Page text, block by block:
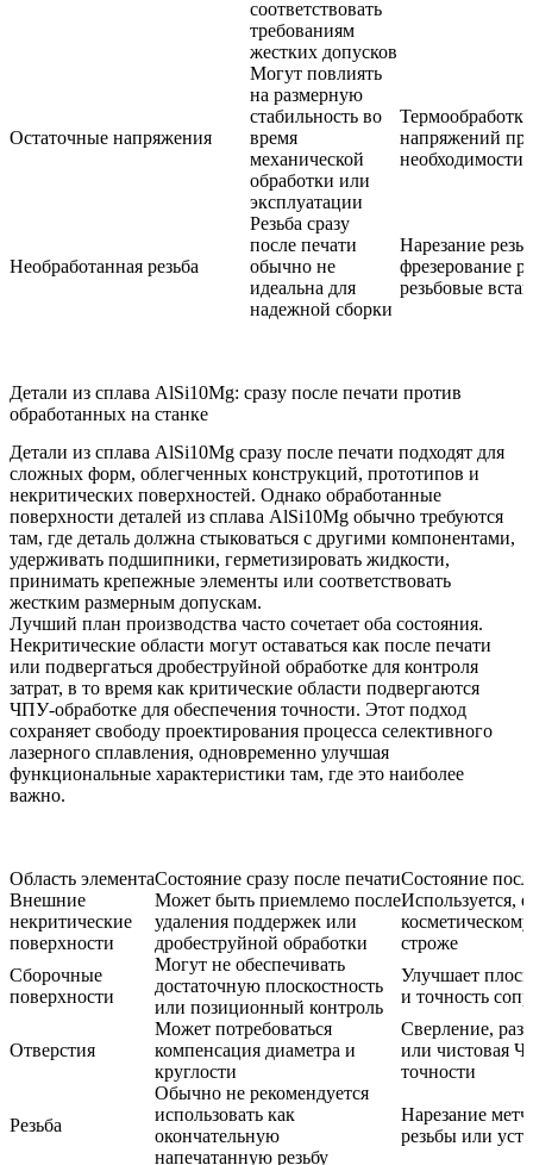
соответствовать
требованиям
жестких допусков
Остаточные напряжения
Могут повлиять
на размерную
стабильность во
время
механической
обработки или
эксплуатации
напряжений
необходимости
Необработанная резьба
Резьба сразу
после печати
обычно не
идеальна для
надежной сборки
Нарезание
фрезерование
резьбовые
Детали из сплава AlSi10Mg: сразу после печати против
обработанных на станке
Детали из сплава AlSi10Mg сразу после печати подходят для
сложных форм, облегченных конструкций, прототипов и
некритических поверхностей. Однако обработанные
поверхности деталей из сплава AlSi10Mg обычно требуются
там, где деталь должна стыковаться с другими компонентами,
удерживать подшипники, герметизировать жидкости,
принимать крепежные элементы или соответствовать
жестким размерным допускам.
Лучший план производства часто сочетает оба состояния.
Некритические области могут оставаться как после печати
или подвергаться дробеструйной обработке для контроля
затрат, в то время как критические области подвергаются
ЧПУ-обработке для обеспечения точности. Этот подход
сохраняет свободу проектирования процесса селективного
лазерного сплавления, одновременно улучшая
функциональные характеристики там, где это наиболее
важно.
Область элементаСостояние сразу после печатиСостояние
Внешние
некритические
поверхности
Может быть приемлемо после
удаления поддержек или
дробеструйной обработки
Используется,
строже
Сборочные
поверхности
Могут не обеспечивать
достаточную плоскостность
или позиционный контроль
Улучшает
и точность
Отверстия
Может потребоваться
компенсация диаметра и
круглости
Сверление,
или чистовая
точности
Резьба
Обычно не рекомендуется
использовать как
окончательную
напечатанную резьбу
Нарезание
резьбы или